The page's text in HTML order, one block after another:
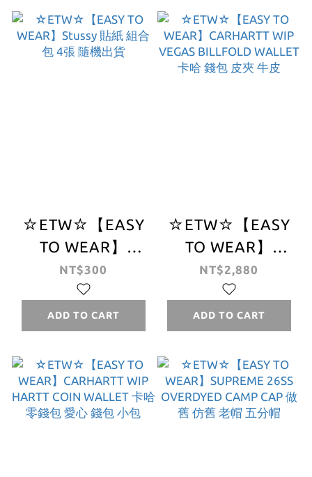
☆ETW☆【EASY
TO WEAR】
Stussy 貼紙 組合
包 4張 隨機出貨
NT$300
ADD TO CART
☆ETW☆【EASY
TO WEAR】
CARHARTT WIP
VEGAS BILLFOLD
WALLET卡哈 錢包
皮夾 牛皮
NT$2,880
ADD TO CART